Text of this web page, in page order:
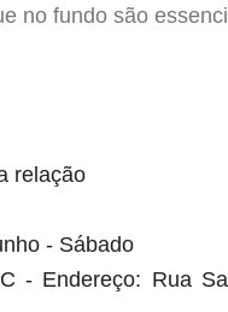
no fundo são
relação
- Sábado
- Endereço: Rua